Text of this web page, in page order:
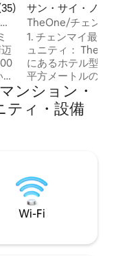
35件、5つ星中4.91つ
サン・サイ・ノイ
ン・アパート
TheOne/チェン
スティバル/美し
1. チェンマイ最大
ュニティ： The
にあるホテル型マ
平方メートルの3
す。マンションに
ており、下の階
アやカフェなどが
備えています。ご
はすべて無料でご
優れた立地： ア
かつ唯一の総合シ
です。ショッピン
ンション・
ティ・設備
Wi-Fi